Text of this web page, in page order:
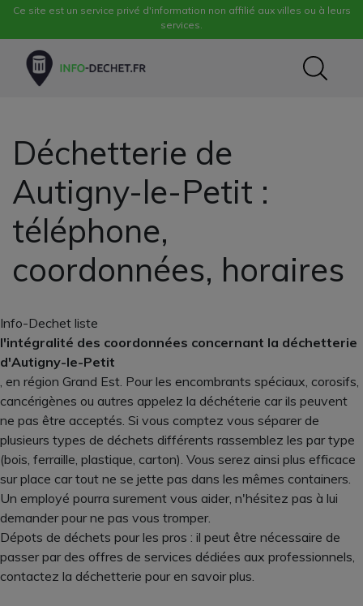
Ce site est un service privé d'information non affilié aux villes ou à leurs
services.
Déchetterie de
Autigny-le-Petit :
téléphone,
coordonnées, horaires
Info-Dechet liste
l'intégralité des coordonnées concernant la déchetterie
d'Autigny-le-Petit
, en région Grand Est. Pour les encombrants spéciaux, corosifs,
cancérigènes ou autres appelez la déchéterie car ils peuvent
ne pas être acceptés. Si vous comptez vous séparer de
plusieurs types de déchets différents rassemblez les par type
(bois, ferraille, plastique, carton). Vous serez ainsi plus efficace
sur place car tout ne se jette pas dans les mêmes containers.
Un employé pourra surement vous aider, n'hésitez pas à lui
demander pour ne pas vous tromper.
Dépots de déchets pour les pros : il peut être nécessaire de
passer par des offres de services dédiées aux professionnels,
contactez la déchetterie pour en savoir plus.